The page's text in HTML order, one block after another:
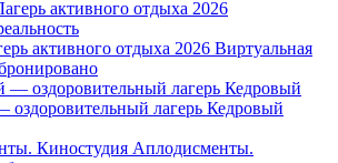
активного отдыха 2026 Виртуальная
лагерь Кедровый
Аплодисменты.